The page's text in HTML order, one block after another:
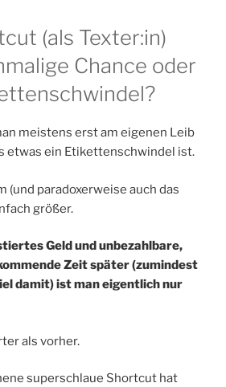
(als Texter:in)
Chance oder
meistens erst am eigenen Leib
etwas ein Etikettenschwindel ist.
(und paradoxerweise auch das
größer.
Geld und unbezahlbare,
Zeit später (zumindest
damit) ist man eigentlich nur
als vorher.
superschlaue Shortcut hat